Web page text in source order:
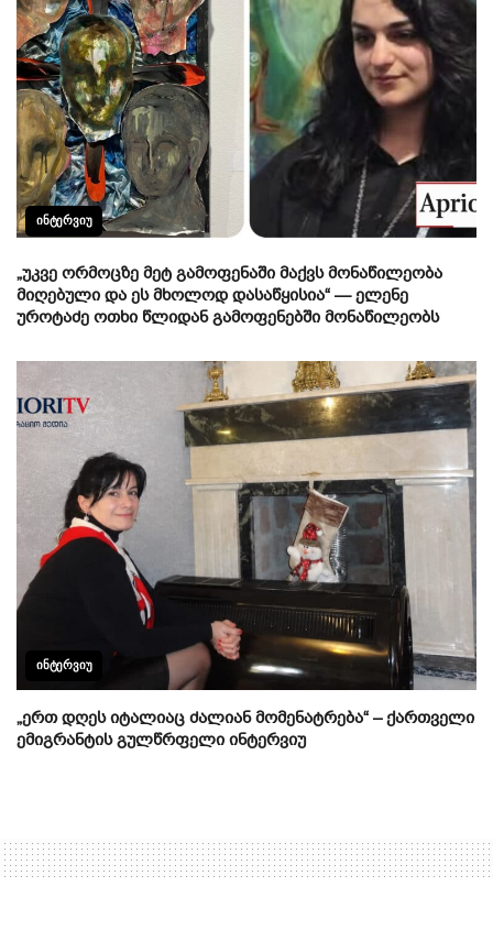
ᲘᲜᲢᲔᲠᲕᲘᲣ
„უკვე ორმოცზე მეტ გამოფენაში მაქვს მონაწილეობა
მიღებული და ეს მხოლოდ დასაწყისია“ — ელენე
უროტაძე ოთხი წლიდან გამოფენებში მონაწილეობს
ᲘᲜᲢᲔᲠᲕᲘᲣ
„ერთ დღეს იტალიაც ძალიან მომენატრება“ – ქართველი
ემიგრანტის გულწრფელი ინტერვიუ